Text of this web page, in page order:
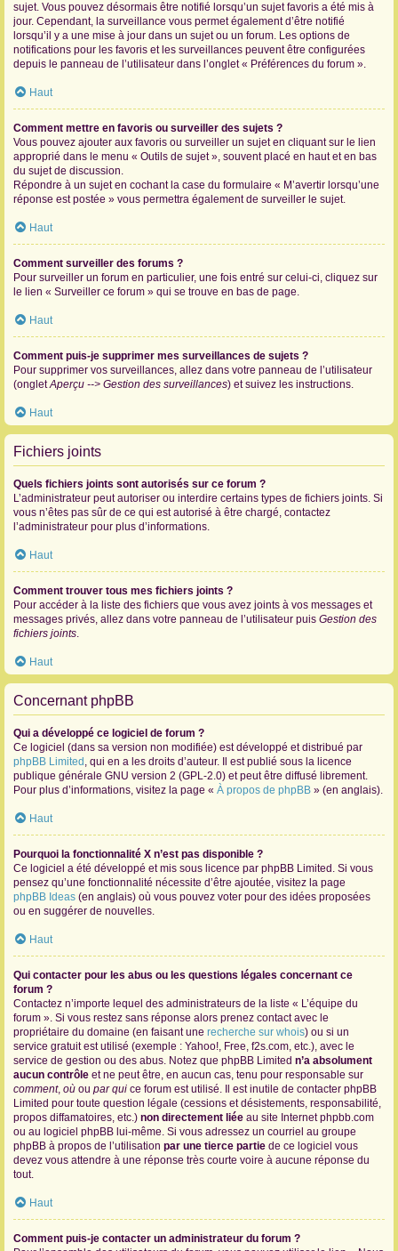
sujet. Vous pouvez désormais être notifié lorsqu’un sujet favoris a été mis à
jour. Cependant, la surveillance vous permet également d’être notifié
lorsqu’il y a une mise à jour dans un sujet ou un forum. Les options de
notifications pour les favoris et les surveillances peuvent être configurées
depuis le panneau de l’utilisateur dans l’onglet « Préférences du forum ».
Haut
Comment mettre en favoris ou surveiller des sujets ?
Vous pouvez ajouter aux favoris ou surveiller un sujet en cliquant sur le lien
approprié dans le menu « Outils de sujet », souvent placé en haut et en bas
du sujet de discussion.
Répondre à un sujet en cochant la case du formulaire « M’avertir lorsqu’une
réponse est postée » vous permettra également de surveiller le sujet.
Haut
Comment surveiller des forums ?
Pour surveiller un forum en particulier, une fois entré sur celui-ci, cliquez sur
le lien « Surveiller ce forum » qui se trouve en bas de page.
Haut
Comment puis-je supprimer mes surveillances de sujets ?
Pour supprimer vos surveillances, allez dans votre panneau de l’utilisateur
(ongletAperçu --> Gestion des surveillances) et suivez les instructions.
Haut
Fichiers joints
Quels fichiers joints sont autorisés sur ce forum ?
L’administrateur peut autoriser ou interdire certains types de fichiers joints. Si
vous n’êtes pas sûr de ce qui est autorisé à être chargé, contactez
l’administrateur pour plus d’informations.
Haut
Comment trouver tous mes fichiers joints ?
Pour accéder à la liste des fichiers que vous avez joints à vos messages et
messages privés, allez dans votre panneau de l’utilisateur puis Gestion des
fichiers joints.
Haut
Concernant phpBB
Qui a développé ce logiciel de forum ?
Ce logiciel (dans sa version non modifiée) est développé et distribué par
phpBB Limited , qui en a les droits d’auteur. Il est publié sous la licence
publique générale GNU version 2 (GPL-2.0) et peut être diffusé librement.
Pour plus d’informations, visitez la page « À propos de phpBB » (en anglais).
Haut
Pourquoi la fonctionnalité X n’est pas disponible ?
Ce logiciel a été développé et mis sous licence par phpBB Limited. Si vous
pensez qu’une fonctionnalité nécessite d’être ajoutée, visitez la page
phpBB Ideas (en anglais) où vous pouvez voter pour des idées proposées
ou en suggérer de nouvelles.
Haut
Qui contacter pour les abus ou les questions légales concernant ce
forum ?
Contactez n’importe lequel des administrateurs de la liste « L’équipe du
forum ». Si vous restez sans réponse alors prenez contact avec le
propriétaire du domaine (en faisant une recherche sur whois) ou si un
service gratuit est utilisé (exemple : Yahoo!, Free, f2s.com, etc.), avec le
service de gestion ou des abus. Notez que phpBB Limited n’a absolument
aucun contrôle et ne peut être, en aucun cas, tenu pour responsable sur
comment, où ou par qui ce forum est utilisé. Il est inutile de contacter phpBB
Limited pour toute question légale (cessions et désistements, responsabilité,
propos diffamatoires, etc.) non directement liée au site Internet phpbb.com
ou au logiciel phpBB lui-même. Si vous adressez un courriel au groupe
phpBB à propos de l’utilisation par une tierce partie de ce logiciel vous
devez vous attendre à une réponse très courte voire à aucune réponse du
tout.
Haut
Comment puis-je contacter un administrateur du forum ?